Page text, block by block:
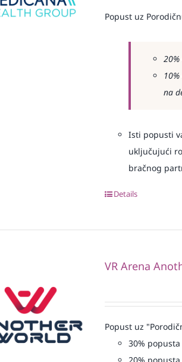
Popust uz
20%
na
Isti popusti
uključujući
bračnog
Details
VR Arena
Popust uz
30%
20%